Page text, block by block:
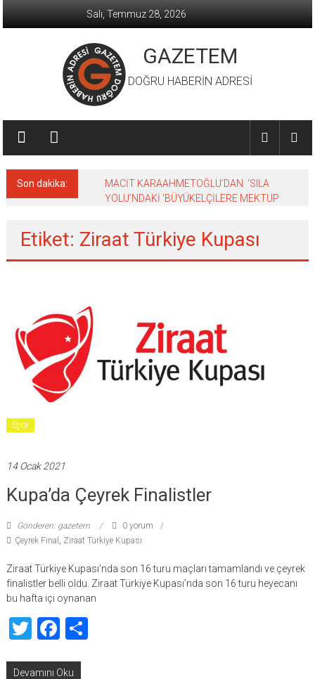
Salı, Temmuz 28, 2026
GAZETEM
DOĞRU HABERİN ADRESİ
Son dakika:
MACİT KARAAHMETOĞLU’DAN ‘SILA
YOLU’NDAKİ ’BÜYÜKELÇİLERE MEKTUP
Etiket: Ziraat Türkiye Kupası
Spor
14 Ocak 2021
Kupa’da Çeyrek Finalistler
Gönderen: gazetem
0 yorum
Çeyrek Final , Ziraat Türkiye Kupası
Ziraat Türkiye Kupası’nda son 16 turu maçları tamamlandı ve çeyrek
finalistler belli oldu. Ziraat Türkiye Kupası’nda son 16 turu heyecanı
bu hafta içi oynanan
TwitterFacebook
Share
Devamını Oku